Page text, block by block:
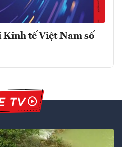
tế Việt Nam số